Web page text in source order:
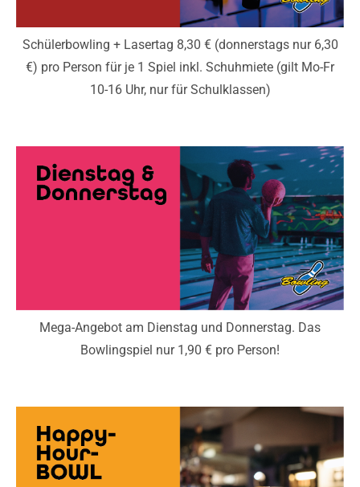
Schülerbowling + Lasertag 8,30 € (donnerstags nur 6,30
€) pro Person für je 1 Spiel inkl. Schuhmiete (gilt Mo-Fr
10-16 Uhr, nur für Schulklassen)
Mega-Angebot am Dienstag und Donnerstag. Das
Bowlingspiel nur 1,90 € pro Person!